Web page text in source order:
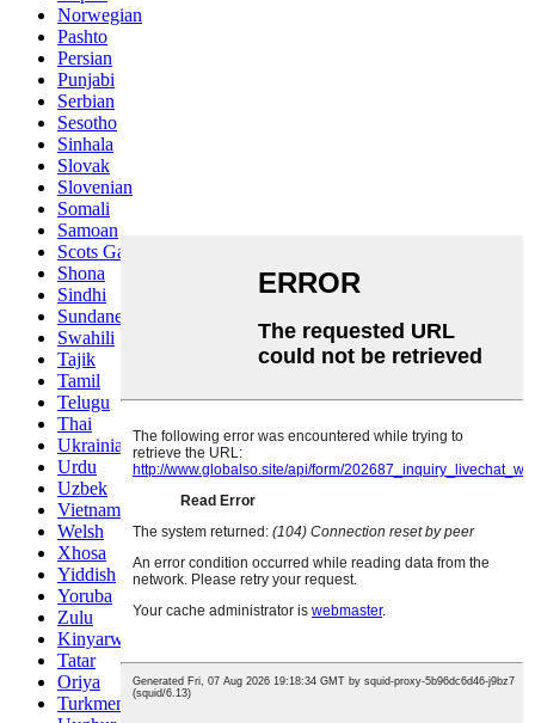
Norwegian
Pashto
Persian
Punjabi
Serbian
Sesotho
Sinhala
Slovak
Slovenian
Somali
Samoan
Scots Gaelic
Shona
Sindhi
Sundanese
Swahili
Tajik
Tamil
Telugu
Thai
Ukrainian
Urdu
Uzbek
Vietnamese
Welsh
Xhosa
Yiddish
Yoruba
Zulu
Kinyarwanda
Tatar
Oriya
Turkmen